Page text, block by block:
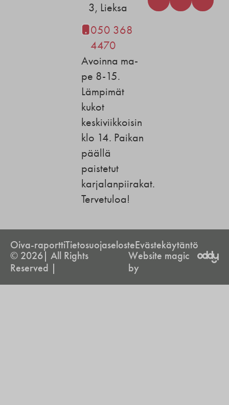
3, Lieksa
050 368
4470
Avoinna ma-
pe 8-15.
Lämpimät
kukot
keskiviikkoisin
klo 14. Paikan
päällä
paistetut
karjalanpiirakat.
Tervetuloa!
Oiva-raporttiTietosuojaselosteEvästekäytäntö
© 2026| All Rights
Reserved |
Website magic
by